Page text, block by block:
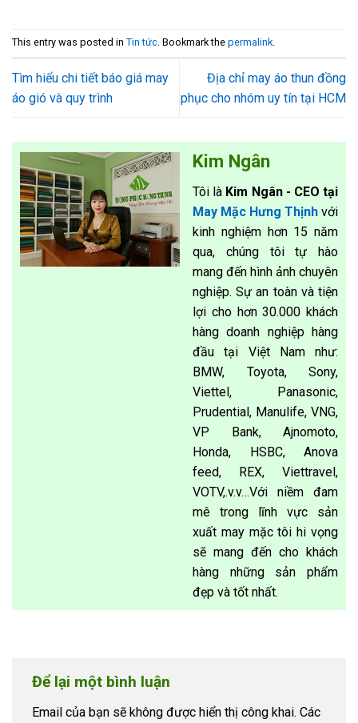
This entry was posted in Tin tức . Bookmark the permalink
Tìm hiểu chi tiết báo giá may
áo gió và quy trình
Địa chỉ may áo thun đồng
phục cho nhóm uy tín tại HCM
Kim Ngân
Tôi là Kim Ngân - CEO tại
May Mặc Hưng Thịnh với
kinh nghiệm hơn 15 năm
qua, chúng tôi tự hào
mang đến hình ảnh chuyên
nghiệp. Sự an toàn và tiện
lợi cho hơn 30.000 khách
hàng doanh nghiệp hàng
đầu tại Việt Nam như:
BMW, Toyota, Sony,
Viettel, Panasonic,
Prudential, Manulife, VNG,
VP Bank, Ajnomoto,
Honda, HSBC, Anova
feed, REX, Viettravel,
VOTV,.v.v…Với niềm đam
mê trong lĩnh vực sản
xuất may mặc tôi hi vọng
sẽ mang đến cho khách
hàng những sản phẩm
đẹp và tốt nhất.
Để lại một bình luận
Email của bạn sẽ không được hiển thị công khai. Các